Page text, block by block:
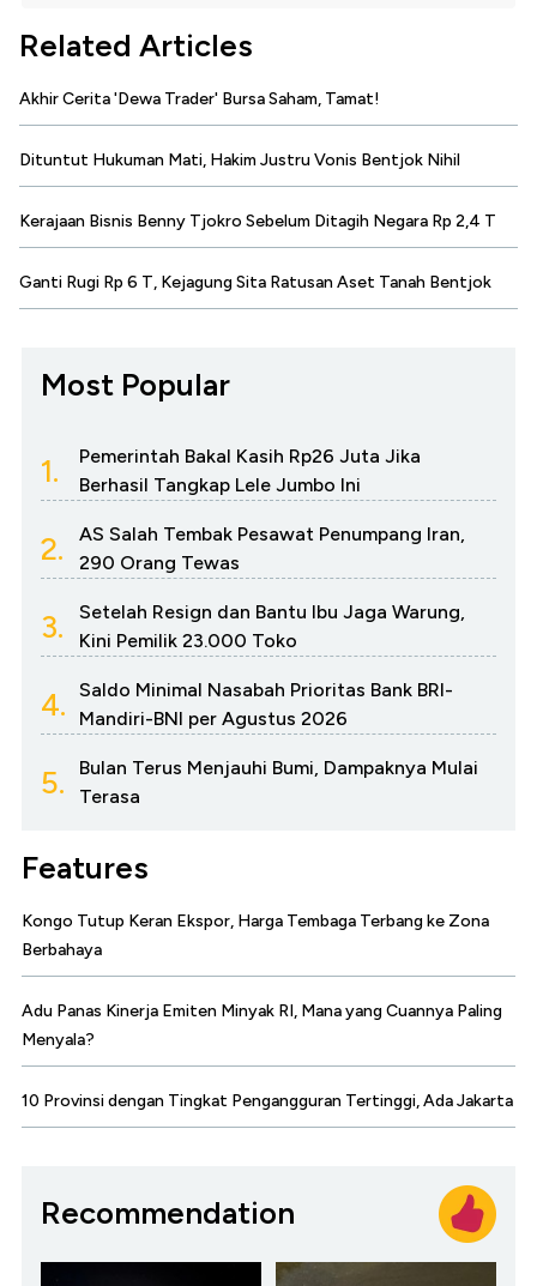
Related Articles
Akhir Cerita 'Dewa Trader' Bursa Saham, Tamat!
Dituntut Hukuman Mati, Hakim Justru Vonis Bentjok Nihil
Kerajaan Bisnis Benny Tjokro Sebelum Ditagih Negara Rp 2,4 T
Ganti Rugi Rp 6 T, Kejagung Sita Ratusan Aset Tanah Bentjok
Most Popular
1.
Pemerintah Bakal Kasih Rp26 Juta Jika
Berhasil Tangkap Lele Jumbo Ini
2.
AS Salah Tembak Pesawat Penumpang Iran,
290 Orang Tewas
3.
Setelah Resign dan Bantu Ibu Jaga Warung,
Kini Pemilik 23.000 Toko
4.
Saldo Minimal Nasabah Prioritas Bank BRI-
Mandiri-BNI per Agustus 2026
5.
Bulan Terus Menjauhi Bumi, Dampaknya Mulai
Terasa
Features
Kongo Tutup Keran Ekspor, Harga Tembaga Terbang ke Zona
Berbahaya
Adu Panas Kinerja Emiten Minyak RI, Mana yang Cuannya Paling
Menyala?
10 Provinsi dengan Tingkat Pengangguran Tertinggi, Ada Jakarta
Recommendation